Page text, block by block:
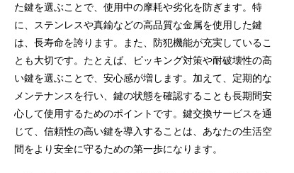
た鍵を選ぶことで、使用中の摩耗や劣化を防ぎます。特
に、ステンレスや真鍮などの高品質な金属を使用した鍵
は、長寿命を誇ります。また、防犯機能が充実しているこ
とも大切です。たとえば、ピッキング対策や耐破壊性の高
い鍵を選ぶことで、安心感が増します。加えて、定期的な
メンテナンスを行い、鍵の状態を確認することも長期間安
心して使用するためのポイントです。鍵交換サービスを通
じて、信頼性の高い鍵を導入することは、あなたの生活空
間をより安全に守るための第一歩になります。